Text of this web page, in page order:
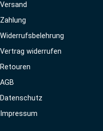
Versand
Zahlung
Widerrufsbelehrung
Vertrag widerrufen
Retouren
AGB
Datenschutz
Impressum